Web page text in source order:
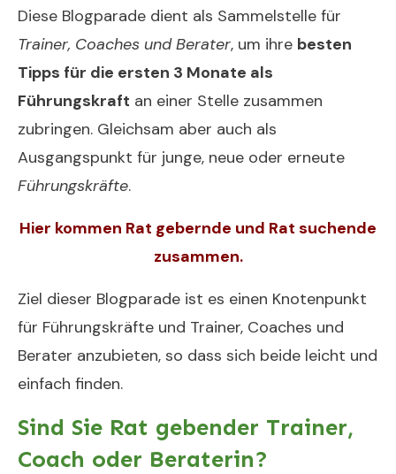
Diese Blogparade dient als Sammelstelle für
Trainer, Coaches und Berater, um ihre besten
Tipps für die ersten 3 Monate als
Führungskraft an einer Stelle zusammen
zubringen. Gleichsam aber auch als
Ausgangspunkt für junge, neue oder erneute
Führungskräfte.
Hier kommen Rat gebernde und Rat suchende
zusammen.
Ziel dieser Blogparade ist es einen Knotenpunkt
für Führungskräfte und Trainer, Coaches und
Berater anzubieten, so dass sich beide leicht und
einfach finden.
Sind Sie Rat gebender Trainer,
Coach oder Beraterin?